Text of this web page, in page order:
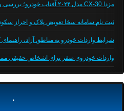
مزدا CX-30 مدل ۲۰۲۴ آفتاب خودرو؛ بررسی و مشخصات فنی
ثبت نام سامانه سخا تعویض پلاک و احراز
شرایط واردات خودرو به مناطق آزاد،
واردات خودروی صفر برای اشخاص حقیقی
.